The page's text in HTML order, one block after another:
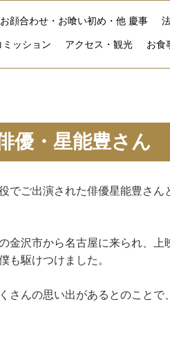
お顔合わせ・お喰い初め・他 慶事
ッション アクセス・観光 お食
優・星能豊さん
でご出演された俳優星能豊さ
金沢市から名古屋に来られ、
も駆けつけました。
さんの思い出があるとのこと